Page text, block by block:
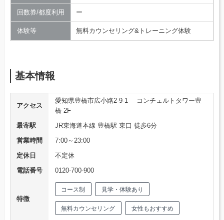
回数券/都度利用 ー
体験等 無料カウンセリング&トレーニング体験
基本情報
アクセス
愛知県豊橋市広小路2-9-1 コンチェルトタワー豊
橋 2F
最寄駅
JR東海道本線 豊橋駅 東口 徒歩6分
営業時間
7:00～23:00
定休日
不定休
電話番号
0120-700-900
特徴
コース制 見学・体験あり
無料カウンセリング 女性もおすすめ